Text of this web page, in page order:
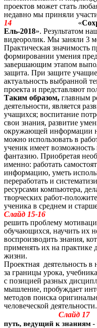
проектов может стать
недавно мы приняли
14
«
Ель-2018». Результатом
видеоролик. Мы заняли 3
Практическая значимость
формировании умения
завершающим этапом
защита. При защите
актуальность выбранной
проекта и представляют
Таким образом, главным
деятельности, является
учащихся; воспитание
свои знания, развитие
окружающей информации
можно использовать в
ученик имеет
фантазию. Приобретая
именно: работать
информацию, уметь
переработать и
ресурсами компьютера,
творческих работ-
ученика в среднем и
Слайд 15-16
решить проблему
обучающихся, научить их
воспроизводить знания,
применять их на практике
жизни.
Проектная деятельность
за границы урока,
с позицией разных
мышление, пробуждает
методов поиска
человеческой деятельности.
Слайд 17
путь, ведущий к знаниям -